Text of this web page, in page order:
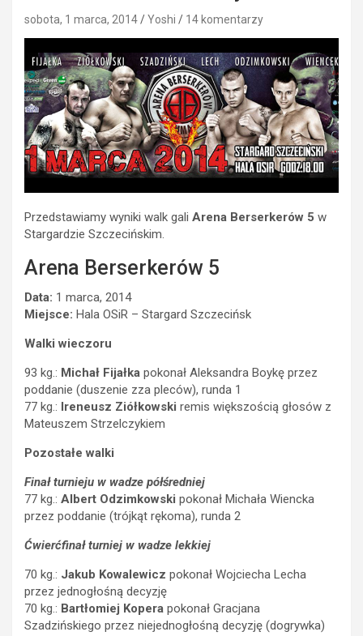
sobota, 1 marca, 2014 Yoshi 14 komentarzy
Przedstawiamy wyniki walk gali Arena Berserkerów 5 w
Stargardzie Szczecińskim.
Arena Berserkerów 5
Data: 1 marca, 2014
Miejsce: Hala OSiR – Stargard Szczecińsk
Walki wieczoru
93 kg.: Michał Fijałka pokonał Aleksandra Boykę przez
poddanie (duszenie zza pleców), runda 1
77 kg.: Ireneusz Ziółkowski remis większością głosów z
Mateuszem Strzelczykiem
Pozostałe walki
Finał turnieju w wadze półśredniej
77 kg.: Albert Odzimkowski pokonał Michała Wiencka
przez poddanie (trójkąt rękoma), runda 2
Ćwierćfinał turniej w wadze lekkiej
70 kg.: Jakub Kowalewicz pokonał Wojciecha Lecha
przez jednogłośną decyzję
70 kg.: Bartłomiej Kopera pokonał Gracjana
Szadzińskiego przez niejednogłośną decyzję (dogrywka)